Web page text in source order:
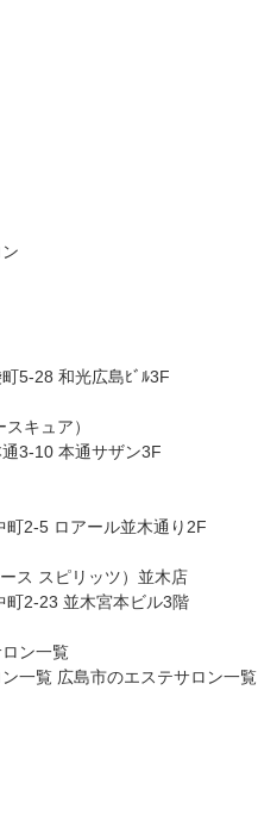
5-28 和光広島ﾋﾞﾙ3F
キュア）
3-10 本通サザン3F
町2-5 ロアール並木通り2F
ス スピリッツ）並木店
町2-23 並木宮本ビル3階
ン一覧
一覧 広島市のエステサロン一覧